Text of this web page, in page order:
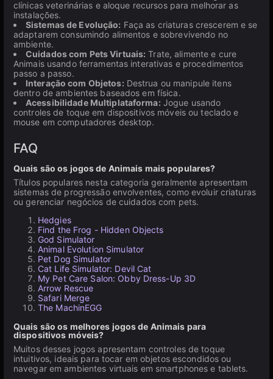
clínicas veterinárias e aloque recursos para melhorar as
instalações.
Sistemas de Evolução: Faça as criaturas crescerem e se
adaptarem consumindo alimentos e sobrevivendo no
ambiente.
Cuidados com Pets Virtuais: Trate, alimente e cure
Animais usando ferramentas interativas e procedimentos
passo a passo.
Interação com Objetos: Destrua ou manipule itens
dentro de ambientes baseados em física.
Acessibilidade Multiplataforma: Jogue usando
controles de toque em dispositivos móveis ou teclado e
mouse em computadores desktop.
FAQ
Quais são os jogos de Animais mais populares?
Títulos populares nesta categoria geralmente apresentam
sistemas de progressão envolventes, como evoluir criaturas
ou gerenciar negócios de cuidados com pets.
Hedgies
Find the Frog - Hidden Objects
God Simulator
Animal Evolution Simulator
Pet Dog Simulator
Cat Life Simulator: Devil Cat
My Pet Care Salon: Obby Dress-Up 3D
Arrow Rescue
Safari Merge
The MachinEGG
Quais são os melhores jogos de Animais para
dispositivos móveis?
Muitos desses jogos apresentam controles de toque
intuitivos, ideais para tocar em objetos escondidos ou
navegar em ambientes virtuais em smartphones e tablets.